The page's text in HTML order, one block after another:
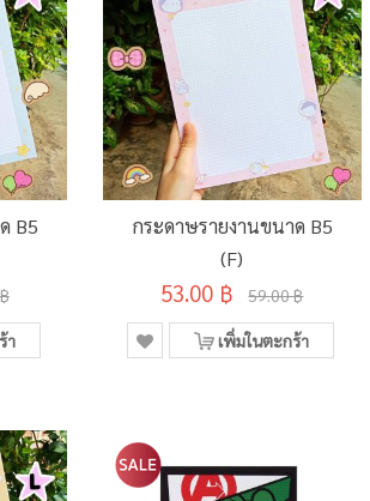
B5
า
กระดาษรายงานขนาด B5
(F)
53.00 ฿ 59.00 ฿
เพิ่มในตะกร้า